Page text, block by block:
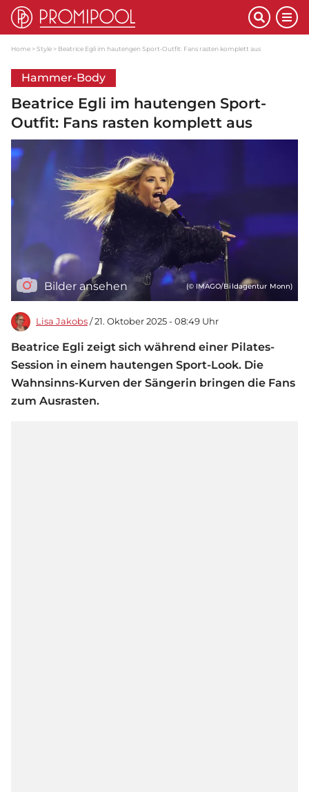
Home Style Beatrice Egli im hautengen Sport-Outfit: Fans rasten komplett aus
Hammer-Body
Beatrice Egli im hautengen Sport-
Outfit: Fans rasten komplett aus
Bilder ansehen (© IMAGO/Bildagentur Monn)
Lisa Jakobs / 21. Oktober 2025 - 08:49 Uhr
Beatrice Egli zeigt sich während einer Pilates-
Session in einem hautengen Sport-Look. Die
Wahnsinns-Kurven der Sängerin bringen die Fans
zum Ausrasten.